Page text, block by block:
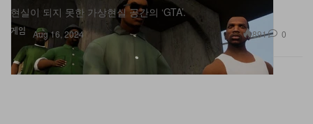
게임
현실이 되지 못한 가상현실 공간의 ‘GTA’.
Aug 16, 2024 891 0